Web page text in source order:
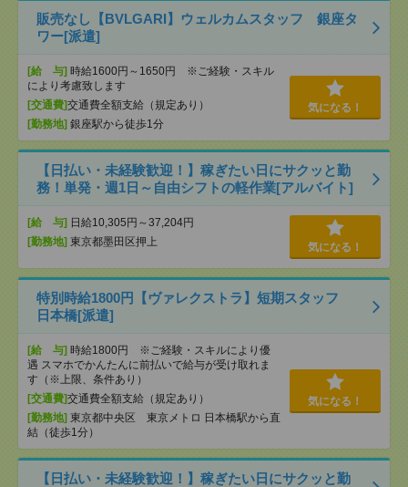
販売なし【BVLGARI】ウェルカムスタッフ 銀座タ
ワー[派遣]
[給 与] 時給1600円～1650円 ※ご経験・スキル
により考慮致します
[交通費]交通費全額支給（規定あり）
[勤務地] 銀座駅から徒歩1分
気になる！
【日払い・未経験歓迎！】稼ぎたい日にサクッと勤
務！単発・週1日～自由シフトの軽作業[アルバイト]
[給 与] 日給10,305円～37,204円
[勤務地] 東京都墨田区押上 気になる！
特別時給1800円【ヴァレクストラ】短期スタッフ
日本橋[派遣]
[給 与] 時給1800円 ※ご経験・スキルにより優
遇 スマホでかんたんに前払いで給与が受け取れま
す（※上限、条件あり）
[交通費]交通費全額支給（規定あり）
[勤務地] 東京都中央区 東京メトロ 日本橋駅から直
結（徒歩1分）
気になる！
【日払い・未経験歓迎！】稼ぎたい日にサクッと勤